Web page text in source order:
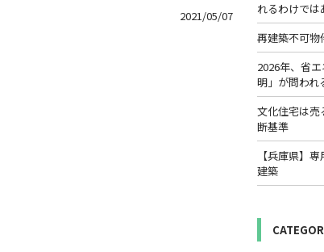
2021/05/07
れるわけでは
再建築不可物
2026年、省
明」が問われ
文化住宅は売
断基準
【兵庫県】
建築